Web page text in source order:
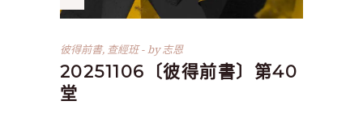
彼得前書, 查經班 by志恩
20251106〔彼得前書〕第40
堂